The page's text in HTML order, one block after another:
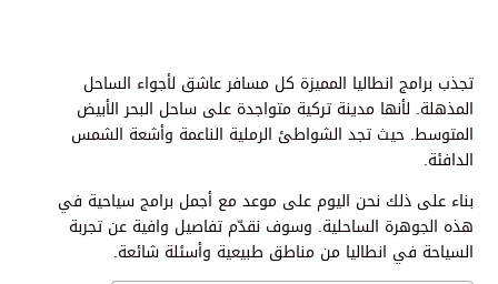
تجذب برامج انطاليا المميزة كل مسافر عاشق لأجواء الساحل
المذهلة. لأنها مدينة تركية متواجدة على ساحل البحر الأبيض
المتوسط. حيث تجد الشواطئ الرملية الناعمة وأشعة الشمس
الدافئة.
بناء على ذلك نحن اليوم على موعد مع أجمل برامج سياحية في
هذه الجوهرة الساحلية. وسوف نقدّم تفاصيل وافية عن تجربة
السياحة في انطاليا من مناطق طبيعية وأسئلة شائعة.